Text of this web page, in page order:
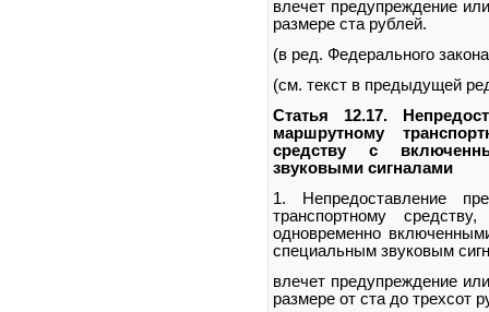
влечет предупреждение
размере ста рублей.
(в ред. Федерального
(см. текст в предыдущей
Статья 12.17.
маршрутному
средству с
звуковыми сигналами
1. Непредоставление
транспортному
одновременно
специальным звуковым
влечет предупреждение
размере от ста до трехсот